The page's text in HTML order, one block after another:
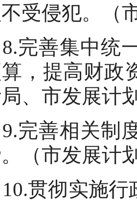
受侵犯。（
8.完善集中统
，提高财政
、市发展计
9.完善相关制
（市发展计
10.贯彻实施